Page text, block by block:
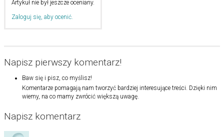
Artykuł nie był jeszcze oceniany.
Zaloguj się, aby ocenić.
Napisz pierwszy komentarz!
Baw się i pisz, co myślisz!
Komentarze pomagają nam tworzyć bardziej interesujące treści. Dzięki nim
wiemy, na co mamy zwrócić większą uwagę.
Napisz komentarz